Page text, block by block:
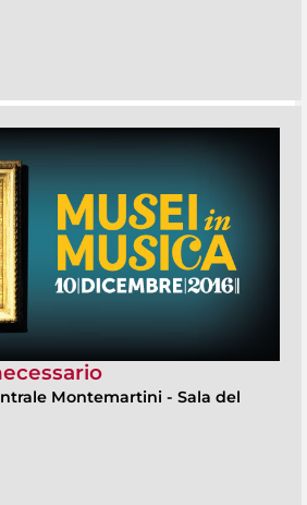
Montemartini - Sala del